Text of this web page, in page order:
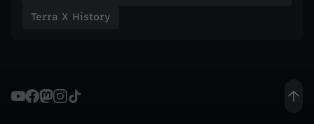
i
w
Terra X History